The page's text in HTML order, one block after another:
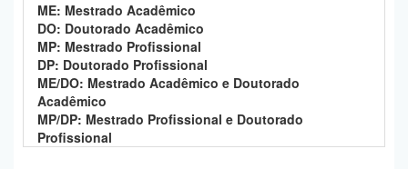
ME: Mestrado Acadêmico
DO: Doutorado Acadêmico
MP: Mestrado Profissional
DP: Doutorado Profissional
ME/DO: Mestrado Acadêmico e Doutorado
Acadêmico
MP/DP: Mestrado Profissional e Doutorado
Profissional